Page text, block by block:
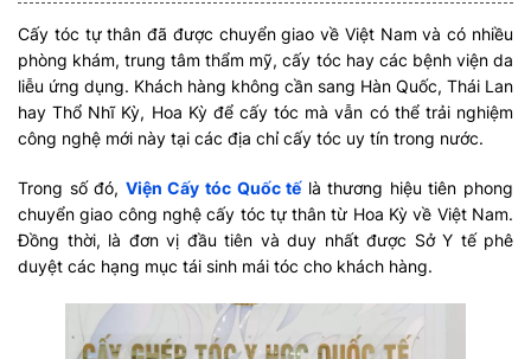
Cấy tóc tự thân đã được chuyển giao về Việt Nam và có nhiều
phòng khám, trung tâm thẩm mỹ, cấy tóc hay các bệnh viện da
liễu ứng dụng. Khách hàng không cần sang Hàn Quốc, Thái Lan
hay Thổ Nhĩ Kỳ, Hoa Kỳ để cấy tóc mà vẫn có thể trải nghiệm
công nghệ mới này tại các địa chỉ cấy tóc uy tín trong nước.
Trong số đó, Viện Cấy tóc Quốc tếlà thương hiệu tiên phong
chuyển giao công nghệ cấy tóc tự thân từ Hoa Kỳ về Việt Nam.
Đồng thời, là đơn vị đầu tiên và duy nhất được Sở Y tế phê
duyệt các hạng mục tái sinh mái tóc cho khách hàng.